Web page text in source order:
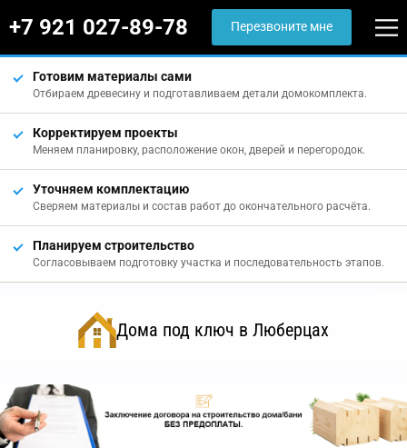
+7 921 027-89-78 Перезвоните мне
Готовим материалы сами
Отбираем древесину и подготавливаем детали домокомплекта.
Корректируем проекты
Меняем планировку, расположение окон, дверей и перегородок.
Уточняем комплектацию
Сверяем материалы и состав работ до окончательного расчёта.
Планируем строительство
Согласовываем подготовку участка и последовательность этапов.
Дома под ключ в Люберцах